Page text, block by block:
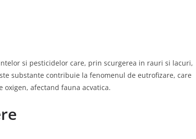
si pesticidelor care, prin scurgerea in rauri si lacuri,
substante contribuie la fenomenul de eutrofizare, care
afectand fauna acvatica.